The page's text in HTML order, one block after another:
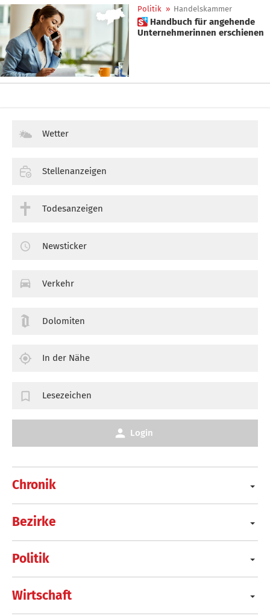
Politik » Handelskammer
 Handbuch für angehende
Unternehmerinnen erschienen
Chronik
Bezirke
Politik
Wirtschaft
Wetter
Stellenanzeigen
Todesanzeigen
Newsticker
Verkehr
Dolomiten
In der Nähe
Lesezeichen
Login